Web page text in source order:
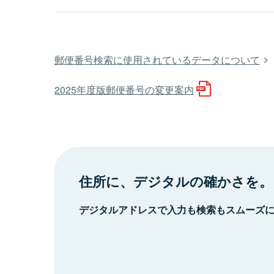
郵便番号検索に使用されているデータについて
2025年度版郵便番号の変更案内
住所に、デジタルの確かさを。
デジタルアドレスで入力も検索もスムーズ